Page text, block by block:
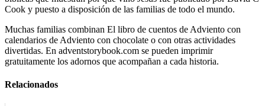
Cook y puesto a disposición de las familias de todo el mundo.
Muchas familias combinan El libro de cuentos de Adviento con
calendarios de Adviento con chocolate o con otras actividades
divertidas. En adventstorybook.com se pueden imprimir
gratuitamente los adornos que acompañan a cada historia.
Relacionados